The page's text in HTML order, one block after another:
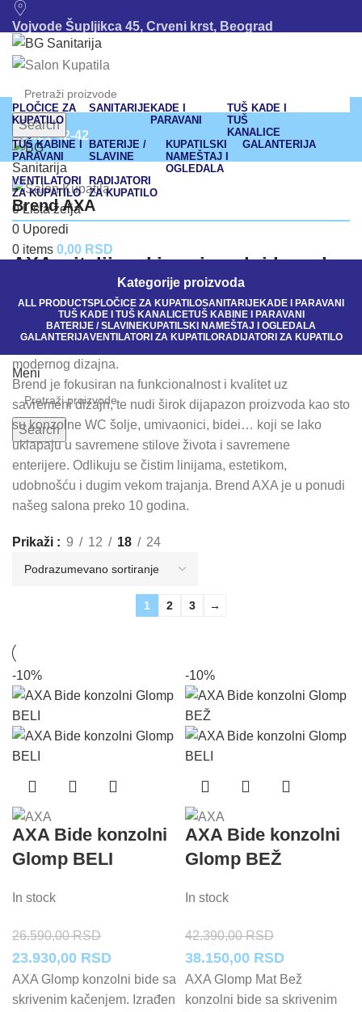
Vojvode Šupljikca 45, Crveni krst, Beograd
011/380-80-12
011/245-42-43
063/21-42-42
bgsanitarija@gmail.com
011 245-42-43
063/21-42-42
Search
PLOČICE ZA
KUPATILO
SANITARIJEKADE I
PARAVANI
TUŠ KADE I
TUŠ
KANALICE
TUŠ KABINE I
PARAVANI
BATERIJE /
SLAVINE
KUPATILSKI
NAMEŠTAJ I
OGLEDALA
GALANTERIJA
VENTILATORI
ZA KUPATILO
RADIJATORI
ZA KUPATILO
0Lista želja
0 Uporedi
0 items 0,00 RSD
Kategorije proizvoda
ALL PRODUCTSPLOČICE ZA KUPATILOSANITARIJEKADE I PARAVANI
TUŠ KADE I TUŠ KANALICETUŠ KABINE I PARAVANI
BATERIJE / SLAVINEKUPATILSKI NAMEŠTAJ I OGLEDALA
GALANTERIJAVENTILATORI ZA KUPATILORADIJATORI ZA KUPATILO
Meni
Search
Brend AXA
AXA – italijanski proizvodni brend
AXAje italijanski proizvodni brend specijalizovan za
proizvodnju opreme za kupatilo. Prepoznatljiv je po spoju
tradicionalne italijanske umetnosti obrade keramike i
modernog dizajna.
Brend je fokusiran na funkcionalnost i kvalitet uz
savremeni dizajn, te nudi širok dijapazon proizvoda kao sto
su konzolne WC šolje, umivaonici, bidei… koji se lako
uklapaju u savremene stilove života i savremene
enterijere. Odlikuju se čistim linijama, estetikom,
udobnošću i dugim vekom trajanja. Brend AXA je u ponudi
našeg salona preko 10 godina.
Prikaži 9 12 18 24
1 2 3 →
-10%
AXA Bide konzolni
Glomp BELI
In stock
26.590,00RSD
Originalna
cena
je
23.930,00 RSDTrenutna
cena
je:
AXA Glomp konzolni bide sa
skrivenim kačenjem. Izrađen
-10%
AXA Bide konzolni
Glomp BEŽ
In stock
42.390,00RSD
Originalna
cena
je
38.150,00 RSDTrenutna
cena
je:
AXA Glomp Mat Bež
konzolni bide sa skrivenim